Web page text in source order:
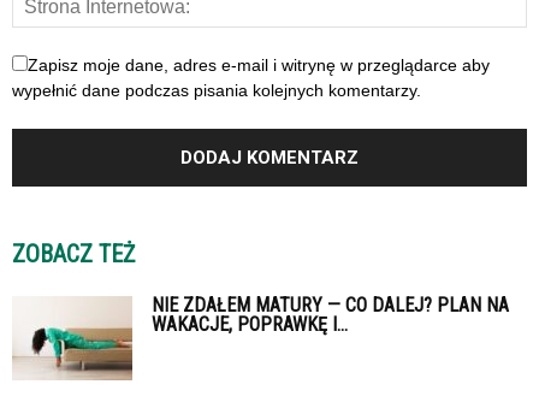
Zapisz moje dane, adres e-mail i witrynę w przeglądarce aby
wypełnić dane podczas pisania kolejnych komentarzy.
ZOBACZ TEŻ
NIE ZDAŁEM MATURY — CO DALEJ? PLAN NA
WAKACJE, POPRAWKĘ I...